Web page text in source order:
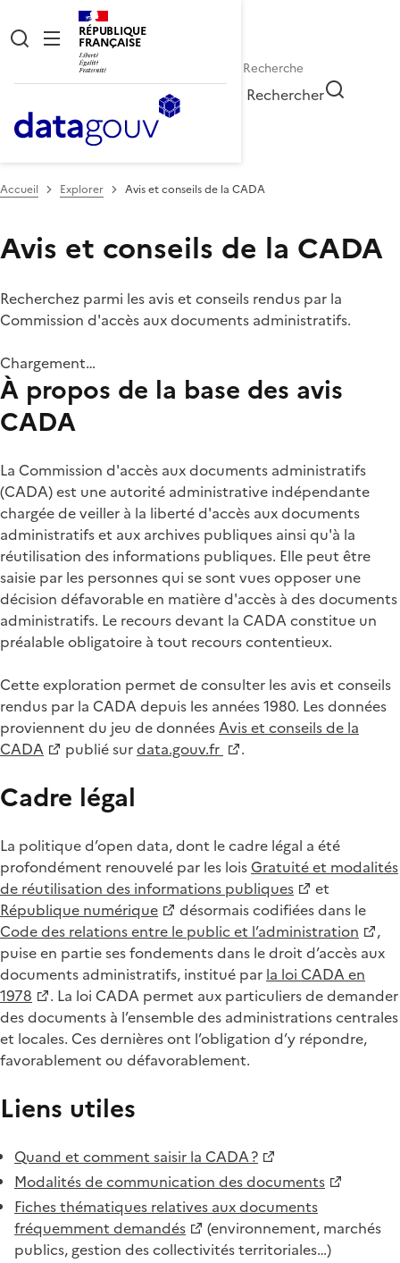
RÉPUBLIQUE
FRANÇAISE
Rechercher
Accueil Explorer Avis et conseils de la CADA
Avis et conseils de la CADA
Recherchez parmi les avis et conseils rendus par la
Commission d'accès aux documents administratifs.
Chargement…
À propos de la base des avis
CADA
La Commission d'accès aux documents administratifs
(CADA) est une autorité administrative indépendante
chargée de veiller à la liberté d'accès aux documents
administratifs et aux archives publiques ainsi qu'à la
réutilisation des informations publiques. Elle peut être
saisie par les personnes qui se sont vues opposer une
décision défavorable en matière d'accès à des documents
administratifs. Le recours devant la CADA constitue un
préalable obligatoire à tout recours contentieux.
Cette exploration permet de consulter les avis et conseils
rendus par la CADA depuis les années 1980. Les données
proviennent du jeu de donnéesAvis et conseils de la
CADA
publié surdata.gouv.fr .
Cadre légal
La politique d’open data, dont le cadre légal a été
profondément renouvelé par les loisGratuité et modalités
de réutilisation des informations publiques
et
République numérique
désormais codifiées dans le
Code des relations entre le public et l’administration
,
puise en partie ses fondements dans le droit d’accès aux
documents administratifs, institué par la loi CADA en
1978
. La loi CADA permet aux particuliers de demander
des documents à l’ensemble des administrations centrales
et locales. Ces dernières ont l’obligation d’y répondre,
favorablement ou défavorablement.
Liens utiles
Quand et comment saisir la CADA ?
Modalités de communication des documents
Fiches thématiques relatives aux documents
fréquemment demandés
(environnement, marchés
publics, gestion des collectivités territoriales…)